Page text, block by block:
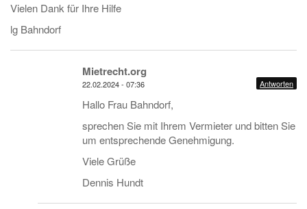
Vielen Dank für Ihre Hilfe
lg Bahndorf
Mietrecht.org
22.02.2024 - 07:36 Antworten
Hallo Frau Bahndorf,
sprechen Sie mit Ihrem Vermieter und bitten Sie
um entsprechende Genehmigung.
Viele Grüße
Dennis Hundt